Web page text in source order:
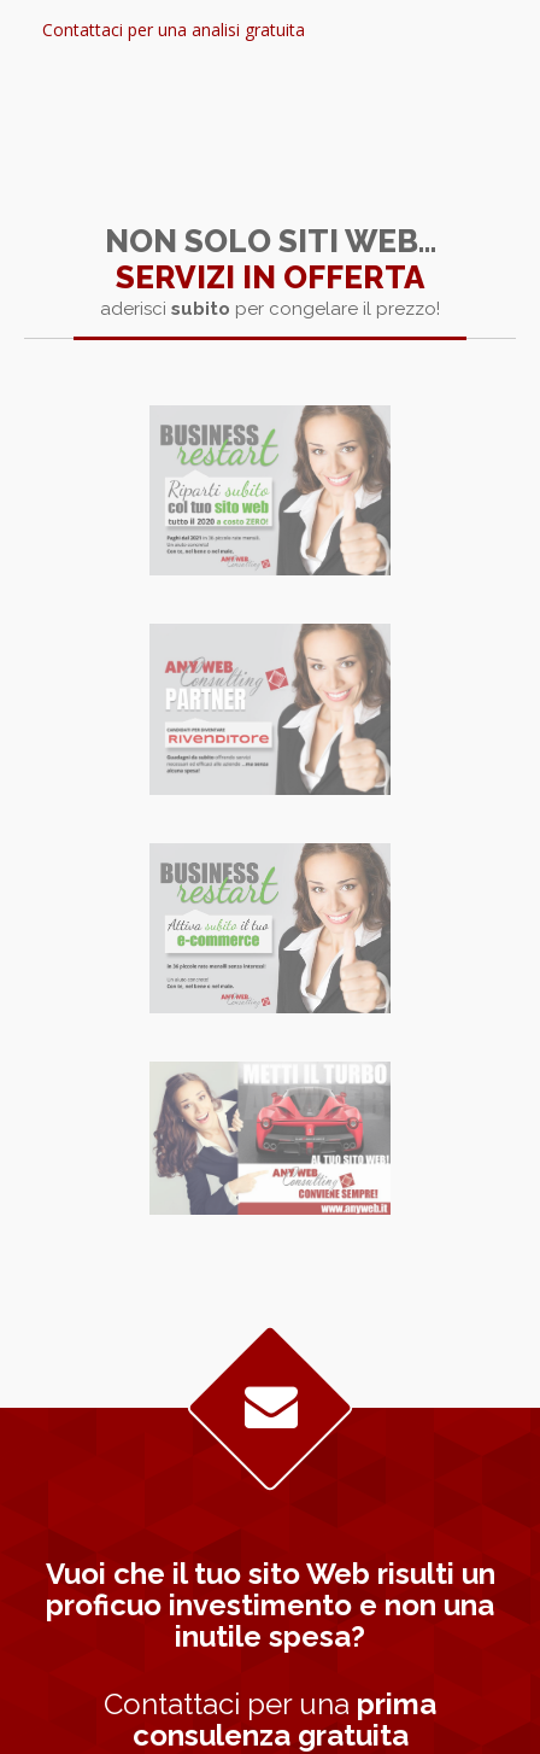
Contattaci per una analisi gratuita
NON SOLO SITI WEB...
SERVIZI IN OFFERTA
aderisci subito per congelare il prezzo!
Vuoi che il tuo sito Web risulti un
proficuo investimento e non una
inutile spesa?
Contattaci per una prima
consulenza gratuita